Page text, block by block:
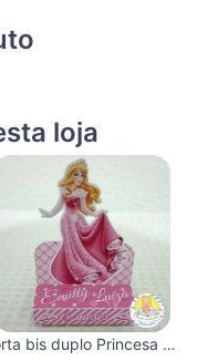
loja
Porta bis duplo Princesa Bela Adormecida